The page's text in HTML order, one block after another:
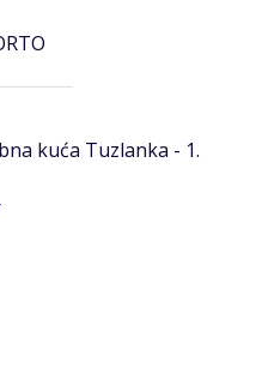
kuća Tuzlanka - 1.